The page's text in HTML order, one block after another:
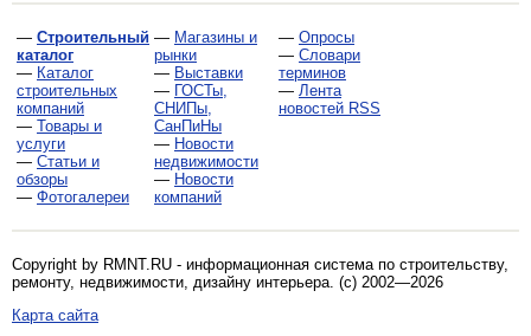
— Строительный
каталог
— Каталог
строительных
компаний
— Товары и
услуги
— Статьи и
обзоры
— Фотогалереи
— Магазины и
рынки
— Выставки
— ГОСТы,
СНИПы,
СанПиНы
— Новости
недвижимости
— Новости
компаний
— Опросы
— Словари
терминов
— Лента
новостей RSS
Copyright by RMNT.RU - информационная система по строительству,
ремонту, недвижимости, дизайну интерьера. (c) 2002—2026
Карта сайта